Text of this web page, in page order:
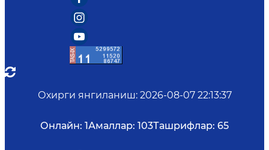
Охирги янгиланиш: 2026-08-07 22:13:37
Онлайн: 1Амаллар: 103Ташрифлар: 65